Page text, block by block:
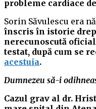
probleme cardiace
Sorin Săvulescu era
înscris în istorie
nerecunoscută
testat, după cum se
acestuia.
Dumnezeu să-i
Cazul grav al dr.